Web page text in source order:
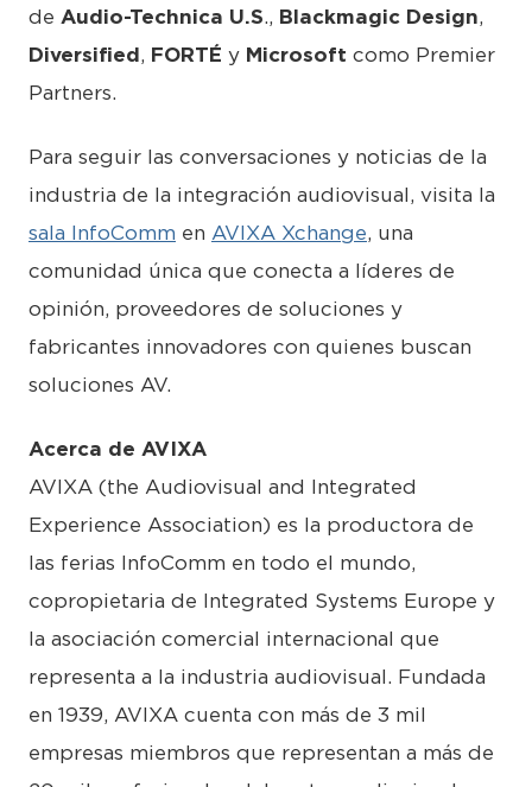
de Audio-Technica U.S., Blackmagic Design,
Diversified, FORTÉ y Microsoft como Premier
Partners.
Para seguir las conversaciones y noticias de la
industria de la integración audiovisual, visita la
sala InfoComm en AVIXA Xchange, una
comunidad única que conecta a líderes de
opinión, proveedores de soluciones y
fabricantes innovadores con quienes buscan
soluciones AV.
Acerca de AVIXA
AVIXA (the Audiovisual and Integrated
Experience Association) es la productora de
las ferias InfoComm en todo el mundo,
copropietaria de Integrated Systems Europe y
la asociación comercial internacional que
representa a la industria audiovisual. Fundada
en 1939, AVIXA cuenta con más de 3 mil
empresas miembros que representan a más de